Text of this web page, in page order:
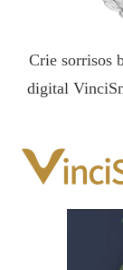
Crie sorrisos
digital